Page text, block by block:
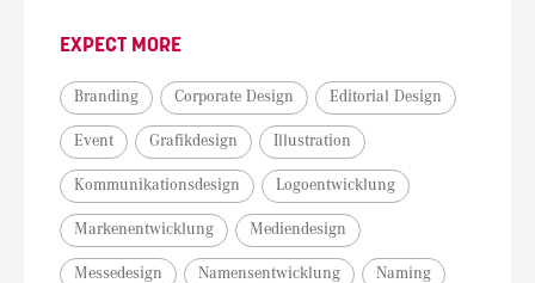
EXPECT MORE
Branding Corporate Design Editorial Design
Event Grafikdesign Illustration
Kommunikationsdesign Logoentwicklung
Markenentwicklung Mediendesign
Messedesign Namensentwicklung Naming